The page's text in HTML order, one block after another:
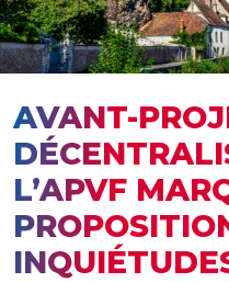
AVANT-
L’APVF